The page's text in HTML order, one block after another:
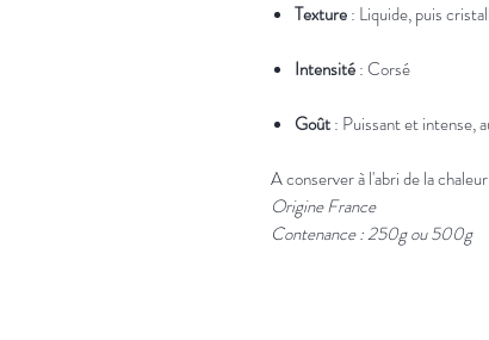
Texture: Liquide, puis
Intensité: Corsé
Goût: Puissant et intense,
A conserver à l'abri de la
Origine France
Contenance : 250g ou 500g